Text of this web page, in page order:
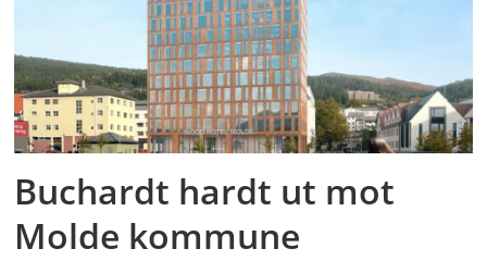
Buchardt hardt ut mot
Molde kommune